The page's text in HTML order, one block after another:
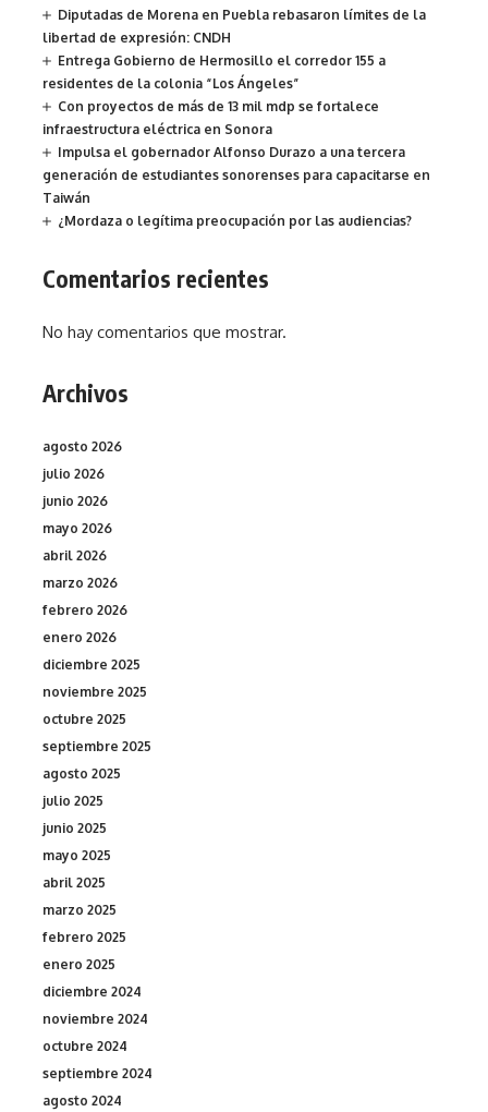
Diputadas de Morena en Puebla rebasaron límites de la
libertad de expresión: CNDH
Entrega Gobierno de Hermosillo el corredor 155 a
residentes de la colonia “Los Ángeles”
Con proyectos de más de 13 mil mdp se fortalece
infraestructura eléctrica en Sonora
Impulsa el gobernador Alfonso Durazo a una tercera
generación de estudiantes sonorenses para capacitarse en
Taiwán
¿Mordaza o legítima preocupación por las audiencias?
Comentarios recientes
No hay comentarios que mostrar.
Archivos
agosto 2026
julio 2026
junio 2026
mayo 2026
abril 2026
marzo 2026
febrero 2026
enero 2026
diciembre 2025
noviembre 2025
octubre 2025
septiembre 2025
agosto 2025
julio 2025
junio 2025
mayo 2025
abril 2025
marzo 2025
febrero 2025
enero 2025
diciembre 2024
noviembre 2024
octubre 2024
septiembre 2024
agosto 2024